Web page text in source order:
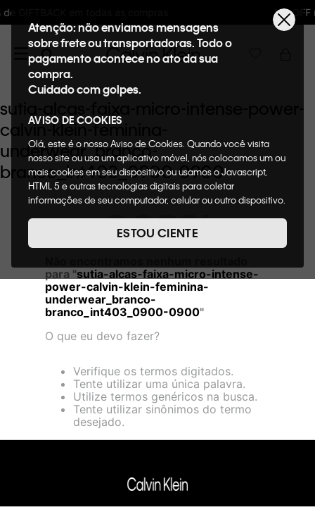
10%OFF na primeira compra :
Atenção: não enviamos mensagens
sobre frete ou transportadoras. Todo o
pagamento acontece no ato da sua
compra.
Cuidado com golpes.
AVISO DE COOKIES
Olá, este é o nosso Aviso de Cookies. Quando você visita
nosso site ou usa um aplicativo móvel, nós colocamos um ou
mais cookies em seu dispositivo ou usamos o Javascript,
HTML 5 e outras tecnologias digitais para coletar
informações de seu computador, celular ou outro dispositivo.
de cookies, informaremos quais cookies usaremos e quais
suas funções. A forma como processamos os dados
nosso Aviso de Privacidade. Quando você visita nosso site,
consideraremos isso como sua solicitação específica para
fornecer a você toda a funcionalidade do site, incluindo,
entre outros, a capacidade de comprar um item em nossa
Cookies acesse o link.
ESTOU CIENTE
sutia-alcas-faixa-micro-intense-power-
calvin-klein-feminina-
underwear_branco-
branco_int403_0900-0900
OOPS!
para "sutia-alcas-faixa-micro-intense-
power-calvin-klein-feminina-
underwear_branco-
branco_int403_0900-0900"
O que eu devo fazer?
Verifique os termos digitados.
Tente utilizar uma única palavra.
Utilize termos genéricos na busca.
Tente utilizar sinônimos do termo
desejado.